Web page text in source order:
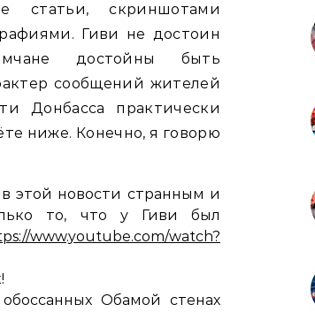
статьи, скриншотами
Гиви не достоин
достойны быть
сообщений жителей
Донбасса практически
ниже. Конечно, я говорю
этой новости странным и
то, что у Гиви был
www.youtube.com/watch?
Обамой стенах